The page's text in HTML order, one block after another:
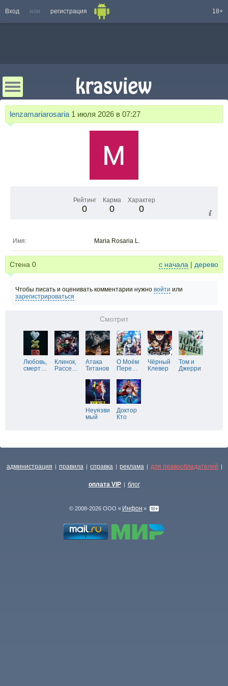
Вход или регистрация 18+
lenzamariarosaria 1 июля 2026 в 07:27
Рейтинг
0
Карма
0
Характер
0
Имя: Maria Rosaria L.
Стена 0 с начала | дерево
Чтобы писать и оценивать комментарии нужно войти или
зарегистрироваться
Смотрит
Любовь,
смерт…
Клинок,
Рассе…
Атака
Титанов
О Моём
Пере…
Чёрный
Клевер
Том и
Джерри
Неуязви
мый
Доктор
Кто
администрация | правила | справка | реклама | для правообладателей |
оплата VIP | блог
© 2008-2026 ООО « Инфон »